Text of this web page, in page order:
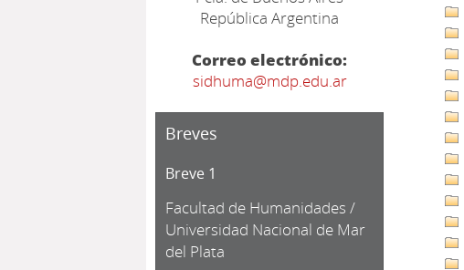
República Argentina
Correo electrónico:
sidhuma@mdp.edu.ar
Breves
Breve 1
Facultad de Humanidades /
Universidad Nacional de Mar
del Plata